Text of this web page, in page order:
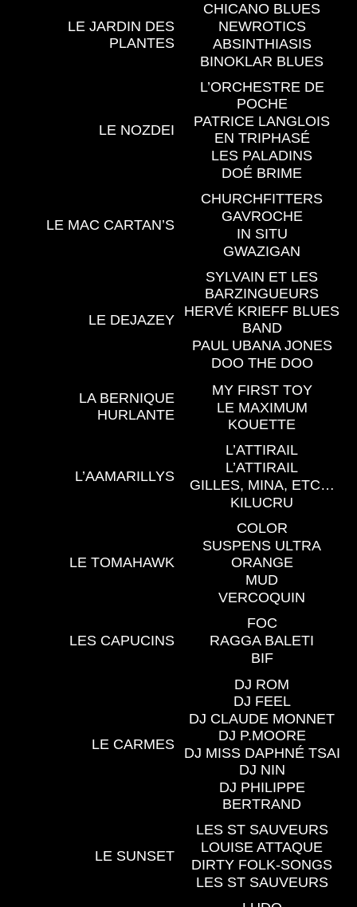
LE JARDIN DES
PLANTES
CHICANO BLUES
NEWROTICS
ABSINTHIASIS
BINOKLAR BLUES
LE NOZDEI
L’ORCHESTRE DE
POCHE
PATRICE LANGLOIS
EN TRIPHASÉ
LES PALADINS
DOÉ BRIME
LE MAC CARTAN’S
CHURCHFITTERS
GAVROCHE
IN SITU
GWAZIGAN
LE DEJAZEY
SYLVAIN ET LES
BARZINGUEURS
HERVÉ KRIEFF BLUES
BAND
PAUL UBANA JONES
DOO THE DOO
LA BERNIQUE
HURLANTE
MY FIRST TOY
LE MAXIMUM
KOUETTE
L’AAMARILLYS
L’ATTIRAIL
L’ATTIRAIL
GILLES, MINA, ETC…
KILUCRU
LE TOMAHAWK
COLOR
SUSPENS ULTRA
ORANGE
MUD
VERCOQUIN
LES CAPUCINS
FOC
RAGGA BALETI
BIF
LE CARMES
DJ ROM
DJ FEEL
DJ CLAUDE MONNET
DJ P.MOORE
DJ MISS DAPHNÉ TSAI
DJ NIN
DJ PHILIPPE
BERTRAND
LE SUNSET
LES ST SAUVEURS
LOUISE ATTAQUE
DIRTY FOLK-SONGS
LES ST SAUVEURS